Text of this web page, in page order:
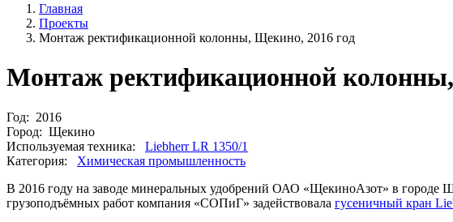
Главная
Проекты
Монтаж ректификационной колонны, Щекино, 2016 год
Монтаж ректификационной
Год: 2016
Город: Щекино
Используемая техника: Liebherr LR 1350/1
Категория: Химическая промышленность
В 2016 году на заводе минеральных удобрений ОАО «ЩекиноАзот» в
грузоподъёмных работ компания «СОПиГ» задействовала гусеничный кран